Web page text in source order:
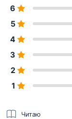
6
5
4
3
2
1
Читаю